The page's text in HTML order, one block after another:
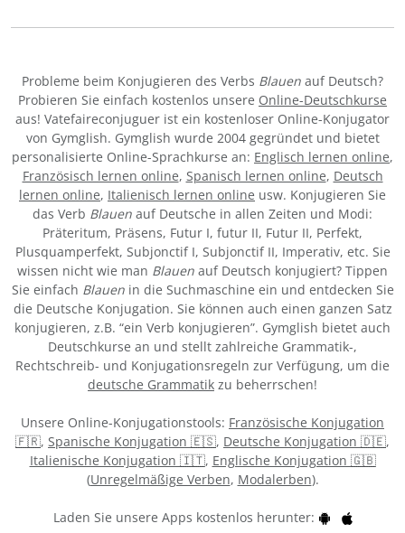
Probleme beim Konjugieren des Verbs Blauen auf Deutsch?
Probieren Sie einfach kostenlos unsere Online-Deutschkurse
aus! Vatefaireconjuguer ist ein kostenloser Online-Konjugator
von Gymglish. Gymglish wurde 2004 gegründet und bietet
personalisierte Online-Sprachkurse an: Englisch lernen online,
Französisch lernen online, Spanisch lernen online, Deutsch
lernen online, Italienisch lernen online usw. Konjugieren Sie
das Verb Blauen auf Deutsche in allen Zeiten und Modi:
Präteritum, Präsens, Futur I, futur II, Futur II, Perfekt,
Plusquamperfekt, Subjonctif I, Subjonctif II, Imperativ, etc. Sie
wissen nicht wie man Blauen auf Deutsch konjugiert? Tippen
Sie einfach Blauenin die Suchmaschine ein und entdecken Sie
die Deutsche Konjugation. Sie können auch einen ganzen Satz
konjugieren, z.B. “ein Verb konjugieren”. Gymglish bietet auch
Deutschkurse an und stellt zahlreiche Grammatik-,
Rechtschreib- und Konjugationsregeln zur Verfügung, um die
deutsche Grammatik zu beherrschen!
Unsere Online-Konjugationstools: Französische Konjugation
🇫🇷, Spanische Konjugation 🇪🇸, Deutsche Konjugation 🇩🇪,
Italienische Konjugation 🇮🇹, Englische Konjugation 🇬🇧
(Unregelmäßige Verben, Modalerben).
Laden Sie unsere Apps kostenlos herunter: